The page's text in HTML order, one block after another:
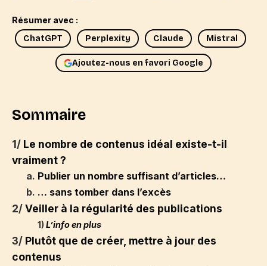
Résumer avec :
ChatGPT
Perplexity Claude Mistral
Ajoutez-nous en favori Google
Sommaire
1/ Le nombre de contenus idéal existe-t-il
vraiment ?
a. Publier un nombre suffisant d’articles…
b. … sans tomber dans l’excès
2/Veiller à la régularité des publications
1) L’info en plus
3/ Plutôt que de créer, mettre à jour des
contenus